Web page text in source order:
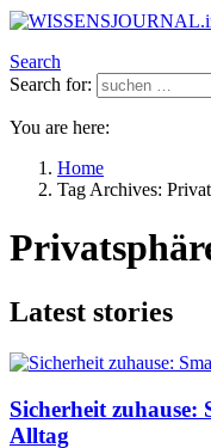
Search
Search for:
You are here:
Home
Tag Archives:
Latest stories
Sicherheit
Alltag